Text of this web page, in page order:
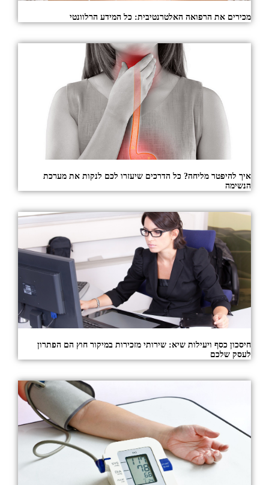
מכירים את הרפואה האלטרנטיבית: כל המידע הרלוונטי
איך להיפטר מליחה? כל הדרכים שיעזרו לכם לנקות את מערכת
הנשימה
חיסכון כסף ויעילות שיא: שירותי מזכירות במיקור חוץ הם הפתרון
לעסק שלכם